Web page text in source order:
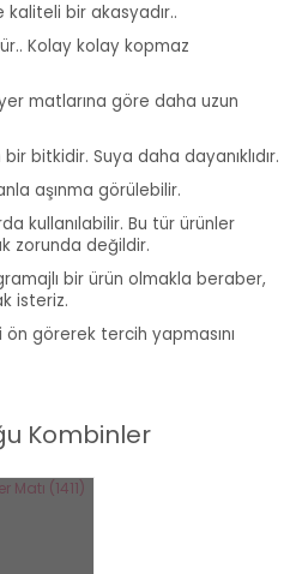
kaliteli bir akasyadır..
Kolay kolay kopmaz
matlarına göre daha uzun
bitkidir. Suya daha dayanıklıdır.
aşınma görülebilir.
kullanılabilir. Bu tür ürünler
zorunda değildir.
bir ürün olmakla beraber,
isteriz.
görerek tercih yapmasını
Kombinler